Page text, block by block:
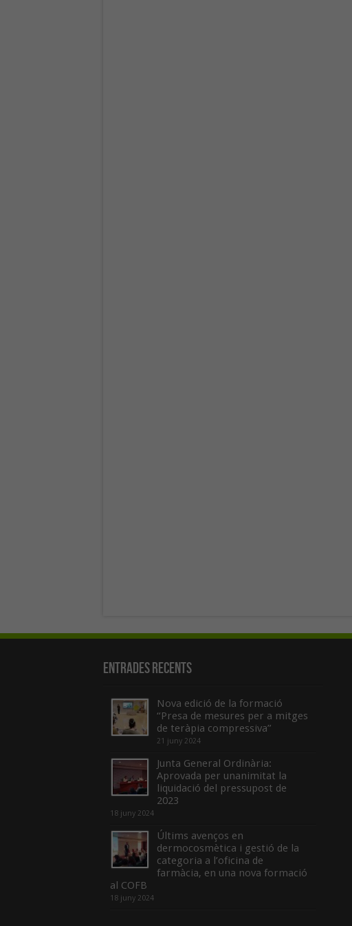
Entrades recents
Nova edició de la formació
“Presa de mesures per a mitges
de teràpia compressiva”
21 juny 2024
Junta General Ordinària:
Aprovada per unanimitat la
liquidació del pressupost de
2023
18 juny 2024
Últims avenços en
dermocosmètica i gestió de la
categoria a l’oficina de
farmàcia, en una nova formació
al COFB
18 juny 2024